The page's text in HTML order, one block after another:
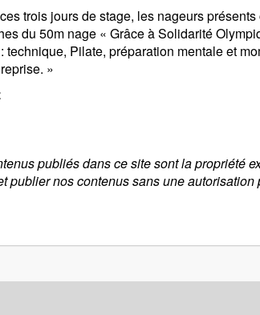
trois jours de stage, les nageurs
du 50m nage « Grâce à Solidarité
technique, Pilate, préparation mentale et
»
publiés dans ce site sont la propriété
publier nos contenus sans une autorisation